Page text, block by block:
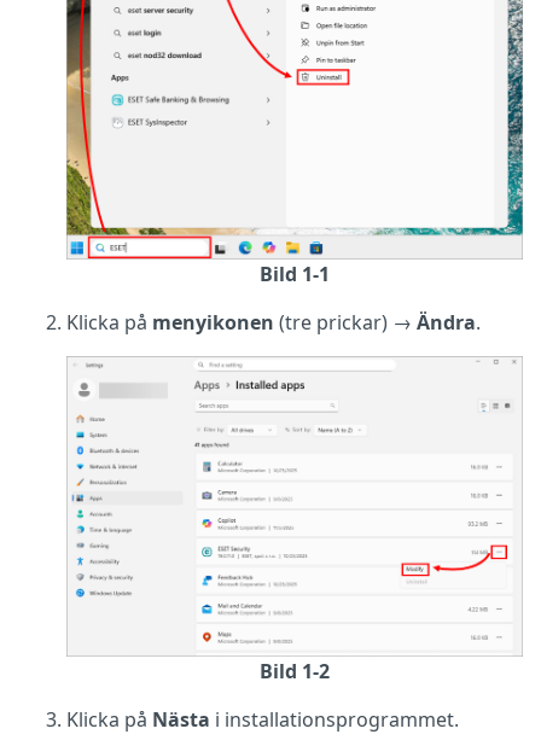
Bild 1-1
Klicka på menyikonen (tre prickar) → Ändra.
Bild 1-2
Klicka på Nästa i installationsprogrammet.